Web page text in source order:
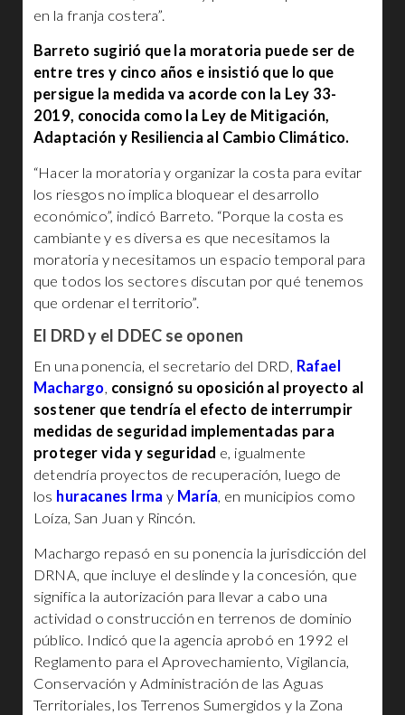
en la franja costera”.
Barreto sugirió que la moratoria puede ser de
entre tres y cinco años e insistió que lo que
persigue la medida va acorde con la Ley 33-
2019, conocida como la Ley de Mitigación,
Adaptación y Resiliencia al Cambio Climático.
“Hacer la moratoria y organizar la costa para evitar
los riesgos no implica bloquear el desarrollo
económico”, indicó Barreto. “Porque la costa es
cambiante y es diversa es que necesitamos la
moratoria y necesitamos un espacio temporal para
que todos los sectores discutan por qué tenemos
que ordenar el territorio”.
El DRD y el DDEC se oponen
En una ponencia, el secretario del DRD, Rafael
Machargo, consignó su oposición al proyecto al
sostener que tendría el efecto de interrumpir
medidas de seguridad implementadas para
proteger vida y seguridad e, igualmente
detendría proyectos de recuperación, luego de
los huracanes Irma y María, en municipios como
Loíza, San Juan y Rincón.
Machargo repasó en su ponencia la jurisdicción del
DRNA, que incluye el deslinde y la concesión, que
significa la autorización para llevar a cabo una
actividad o construcción en terrenos de dominio
público. Indicó que la agencia aprobó en 1992 el
Reglamento para el Aprovechamiento, Vigilancia,
Conservación y Administración de las Aguas
Territoriales, los Terrenos Sumergidos y la Zona